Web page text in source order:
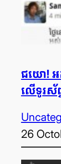
ជយោ! អក្
លើ​ទូរស័
26